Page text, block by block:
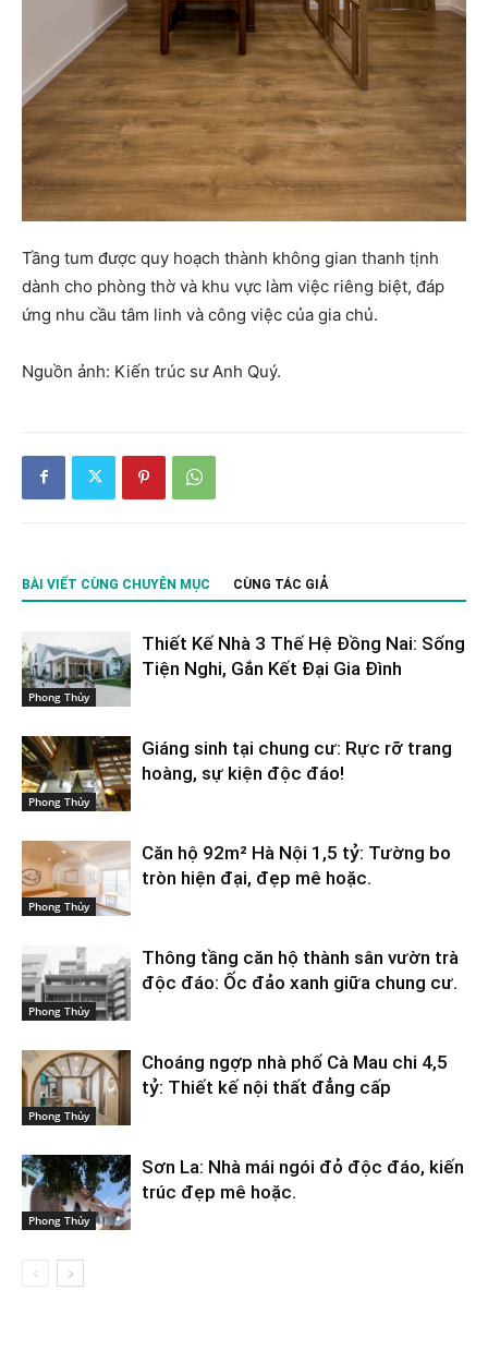
Tầng tum được quy hoạch thành không gian thanh tịnh
dành cho phòng thờ và khu vực làm việc riêng biệt, đáp
ứng nhu cầu tâm linh và công việc của gia chủ.
Nguồn ảnh: Kiến trúc sư Anh Quý.
BÀI VIẾT CÙNG CHUYÊN MỤC CÙNG TÁC GIẢ
Phong Thủy
Thiết Kế Nhà 3 Thế Hệ Đồng Nai: Sống
Tiện Nghi, Gắn Kết Đại Gia Đình
Phong Thủy
Giáng sinh tại chung cư: Rực rỡ trang
hoàng, sự kiện độc đáo!
Phong Thủy
Căn hộ 92m² Hà Nội 1,5 tỷ: Tường bo
tròn hiện đại, đẹp mê hoặc.
Phong Thủy
Thông tầng căn hộ thành sân vườn trà
độc đáo: Ốc đảo xanh giữa chung cư.
Phong Thủy
Choáng ngợp nhà phố Cà Mau chi 4,5
tỷ: Thiết kế nội thất đẳng cấp
Phong Thủy
Sơn La: Nhà mái ngói đỏ độc đáo, kiến
trúc đẹp mê hoặc.